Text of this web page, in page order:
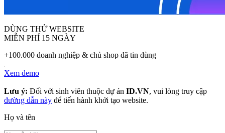
DÙNG THỬ WEBSITE
MIỄN PHÍ 15 NGÀY
+100.000 doanh nghiệp & chủ shop đã tin dùng
Xem demo
Lưu ý: Đối với sinh viên thuộc dự án ID.VN, vui lòng truy cập
đường dẫn này để tiến hành khởi tạo website.
Họ và tên